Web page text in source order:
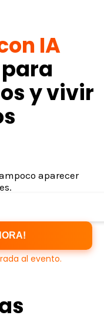
IA
para
y vivir
aparecer
al evento.